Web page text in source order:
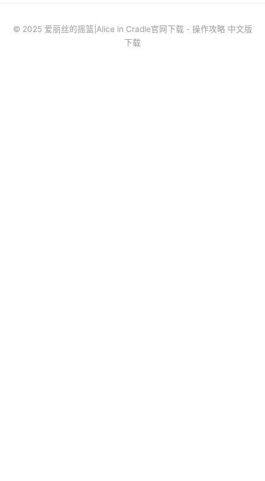
© 2025 爱丽丝的摇篮|Alice in Cradle官网下载 - 操作攻略 中文版
下载